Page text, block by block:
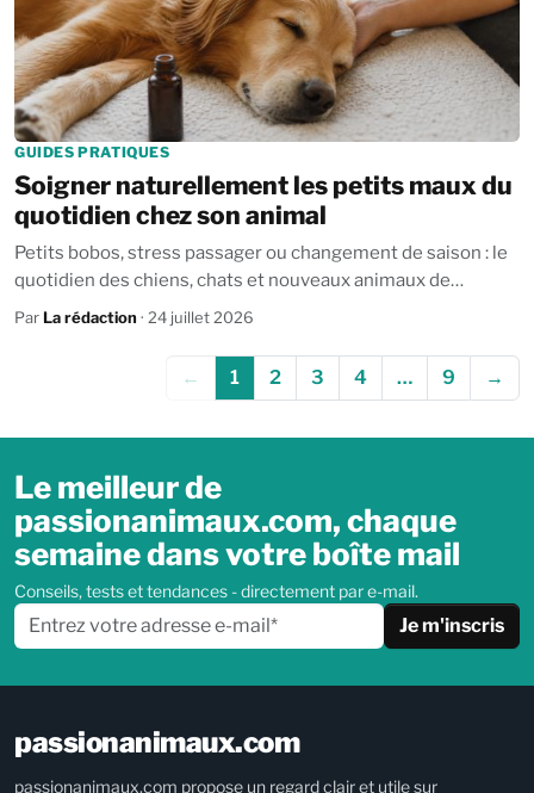
GUIDES PRATIQUES
Soigner naturellement les petits maux du
quotidien chez son animal
Petits bobos, stress passager ou changement de saison : le
quotidien des chiens, chats et nouveaux animaux de
compagnie (NAC) est parfois jalonné...
Par La rédaction · 24 juillet 2026
← 1 2 3 4 … 9 →
Le meilleur de
passionanimaux.com, chaque
semaine dans votre boîte mail
Conseils, tests et tendances - directement par e-mail.
Je m'inscris
passionanimaux.com
passionanimaux.com propose un regard clair et utile sur